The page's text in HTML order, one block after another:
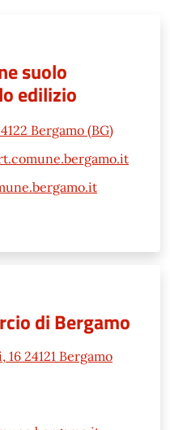
suolo
edilizio
Bergamo (BG)
di Bergamo
24121 Bergamo